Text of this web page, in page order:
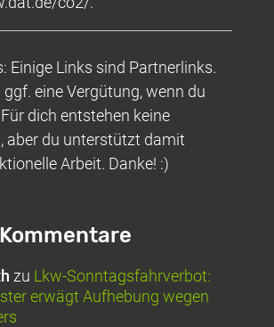
Einige Links sind Partnerlinks.
eine Vergütung, wenn du
dich entstehen keine
aber du unterstützt damit
Arbeit. Danke! :)
zu Lkw-Sonntagsfahrverbot:
erwägt Aufhebung wegen